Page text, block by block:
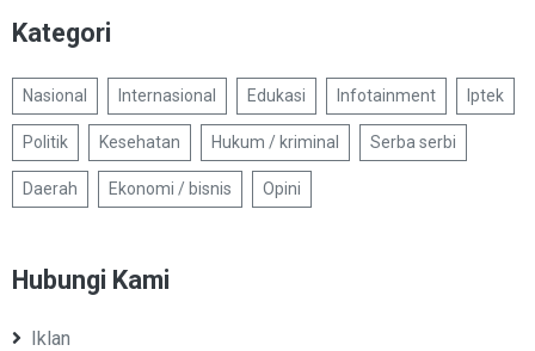
Kategori
Nasional Internasional Edukasi Infotainment Iptek
Politik Kesehatan Hukum / kriminal Serba serbi
Daerah Ekonomi / bisnis Opini
Hubungi Kami
Iklan